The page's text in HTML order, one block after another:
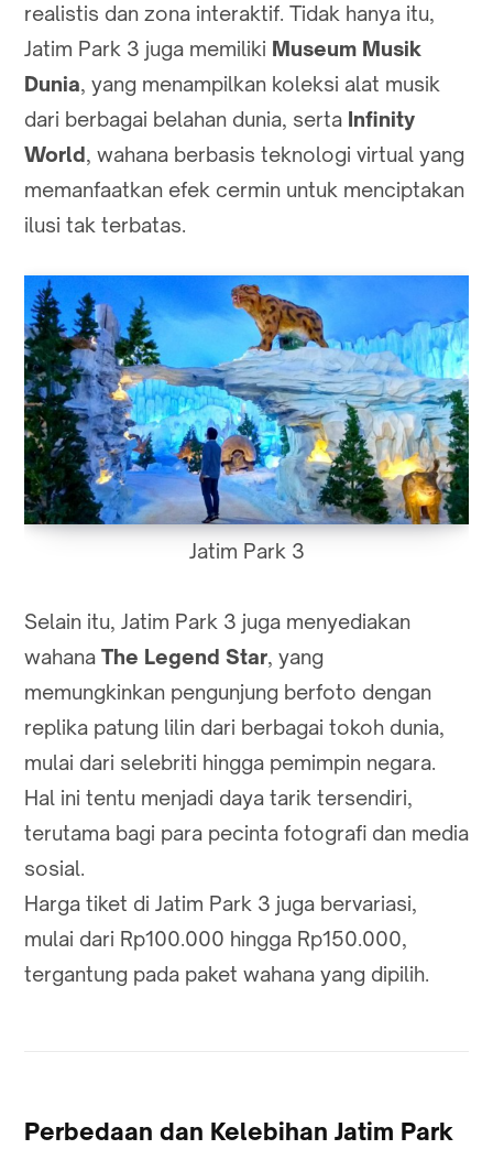
realistis dan zona interaktif. Tidak hanya itu,
Jatim Park 3 juga memiliki Museum Musik
Dunia, yang menampilkan koleksi alat musik
dari berbagai belahan dunia, serta Infinity
World, wahana berbasis teknologi virtual yang
memanfaatkan efek cermin untuk menciptakan
ilusi tak terbatas.
Jatim Park 3
Selain itu, Jatim Park 3 juga menyediakan
wahana The Legend Star, yang
memungkinkan pengunjung berfoto dengan
replika patung lilin dari berbagai tokoh dunia,
mulai dari selebriti hingga pemimpin negara.
Hal ini tentu menjadi daya tarik tersendiri,
terutama bagi para pecinta fotografi dan media
sosial.
Harga tiket di Jatim Park 3 juga bervariasi,
mulai dari Rp100.000 hingga Rp150.000,
tergantung pada paket wahana yang dipilih.
Perbedaan dan Kelebihan Jatim Park